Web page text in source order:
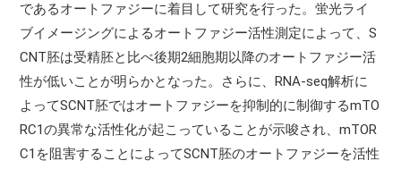
であるオートファジーに着目して研究を行った。蛍光ライ
ブイメージングによるオートファジー活性測定によって、S
CNT胚は受精胚と比べ後期2細胞期以降のオートファジー活
性が低いことが明らかとなった。さらに、RNA-seq解析に
よってSCNT胚ではオートファジーを抑制的に制御するmTO
RC1の異常な活性化が起こっていることが示唆され、mTOR
C1を阻害することによってSCNT胚のオートファジーを活性